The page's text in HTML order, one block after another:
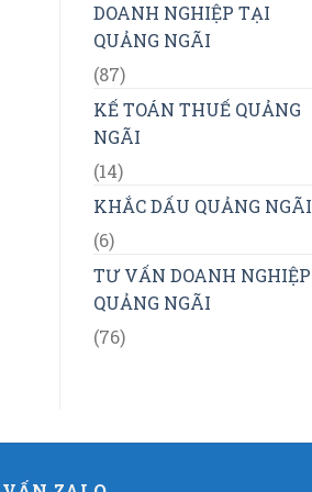
DOANH NGHIỆP TẠI
QUẢNG NGÃI
(87)
KẾ TOÁN THUẾ QUẢNG
NGÃI
(14)
KHẮC DẤU QUẢNG NGÃI
(6)
TƯ VẤN DOANH NGHIỆP
QUẢNG NGÃI
(76)